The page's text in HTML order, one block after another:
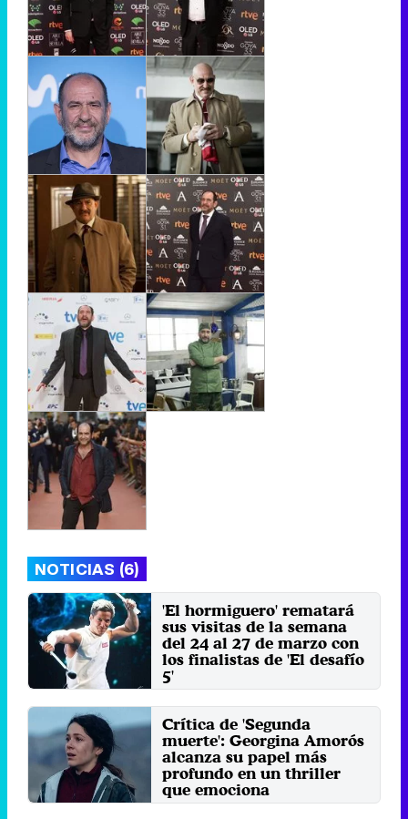
NOTICIAS (6)
'El hormiguero' rematará
sus visitas de la semana
del 24 al 27 de marzo con
los finalistas de 'El desafío
5'
Viernes 21 Marzo 2025 06:43
Crítica de 'Segunda
muerte': Georgina Amorós
alcanza su papel más
profundo en un thriller
que emociona
Miércoles 5 Junio 2024 12:00